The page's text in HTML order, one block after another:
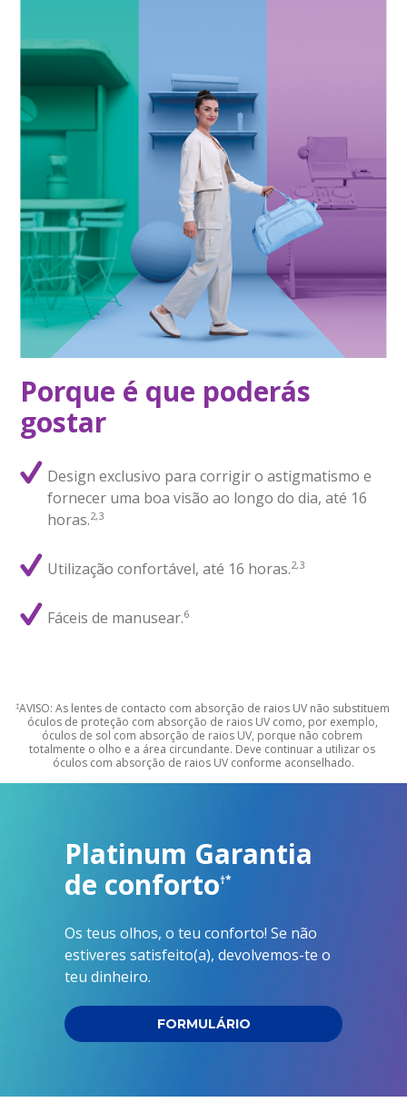
Porque é que poderás
gostar
Design exclusivo para corrigir o astigmatismo e
fornecer uma boa visão ao longo do dia, até 16
horas.2,3
Utilização confortável, até 16 horas.2,3
Fáceis de manusear.6
‡AVISO: As lentes de contacto com absorção de raios UV não substituem
óculos de proteção com absorção de raios UV como, por exemplo,
óculos de sol com absorção de raios UV, porque não cobrem
totalmente o olho e a área circundante. Deve continuar a utilizar os
óculos com absorção de raios UV conforme aconselhado.
Platinum Garantia
de conforto†*
Os teus olhos, o teu conforto! Se não
estiveres satisfeito(a), devolvemos-te o
teu dinheiro.
FORMULÁRIO